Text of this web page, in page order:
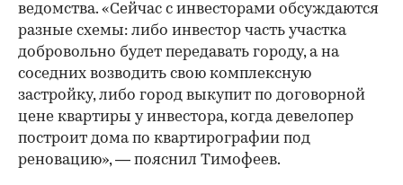
ведомства. «Сейчас с инвесторами обсуждаются
разные схемы: либо инвестор часть участка
добровольно будет передавать городу, а на
соседних возводить свою комплексную
застройку, либо город выкупит по договорной
цене квартиры у инвестора, когда девелопер
построит дома по квартирографии под
реновацию», — пояснил Тимофеев.